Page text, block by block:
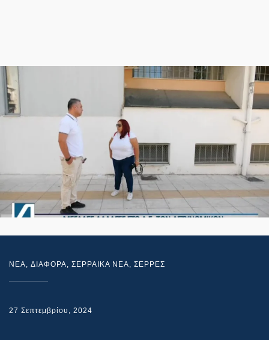
NEA, ΔΙΑΦΟΡΑ, ΣΕΡΡΑΙΚΑ ΝΕΑ, ΣΕΡΡΕΣ
27 Σεπτεμβρίου, 2024